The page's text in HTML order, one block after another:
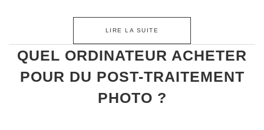
LIRE LA SUITE
QUEL ORDINATEUR ACHETER
POUR DU POST-TRAITEMENT
PHOTO ?